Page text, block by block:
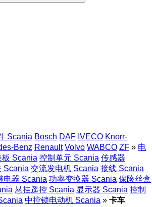
Scania Bosch DAF IVECO Knorr-
Benz Renault Volvo WABCO ZF » 电
板 Scania 控制单元 Scania 传感器
Scania 交流发电机 Scania 接线 Scania
电器 Scania 功率变换器 Scania 保险丝盒
悬挂遥控 Scania 显示器 Scania 控制
中控锁电动机 Scania » 卡车